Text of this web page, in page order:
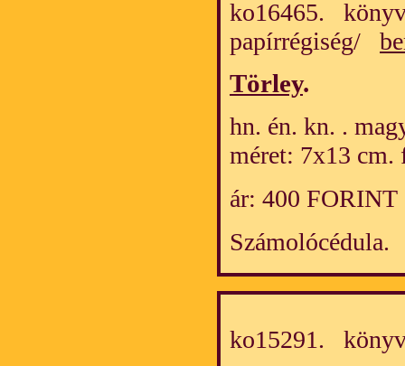
ko16465.
papírrégiség/
Törley.
hn. én. kn. .
méret: 7x13 cm.
ár: 400 FORINT
Számolócédula.
ko15291.